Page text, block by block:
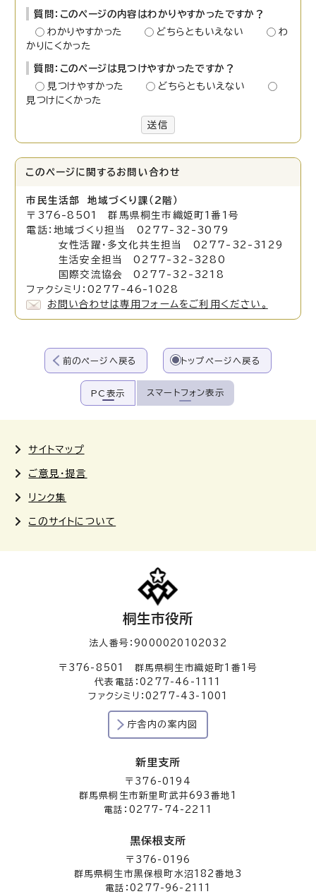
質問：このページの内容はわかりやすかったですか？
わかりやすかった
どちらともいえない
わ
かりにくかった
質問：このページは見つけやすかったですか？
見つけやすかった
どちらともいえない
見つけにくかった
送信
このページに関する お問い合わせ
市民生活部 地域づくり課（2階）
〒376-8501 群馬県桐生市織姫町1番1号
電話：地域づくり担当 0277-32-3079
女性活躍・多文化共生担当 0277-32-3129
生活安全担当 0277-32-3280
国際交流協会 0277-32-3218
ファクシミリ：0277-46-1028
お問い合わせは専用フォームをご利用ください。
前のページへ戻る トップページへ戻る
PC表示 スマートフォン表示
サイトマップ
ご意見・提言
リンク集
このサイトについて
桐生市役所
法人番号：9000020102032
〒376-8501 群馬県桐生市織姫町1番1号
代表電話：0277-46-1111
ファクシミリ：0277-43-1001
庁舎内の案内図
新里支所
〒376-0194
群馬県桐生市新里町武井693番地1
電話：0277-74-2211
黒保根支所
〒376-0196
群馬県桐生市黒保根町水沼182番地3
電話：0277-96-2111